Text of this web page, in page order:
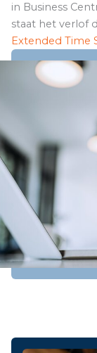
in Business
staat het verlof
Extended Time